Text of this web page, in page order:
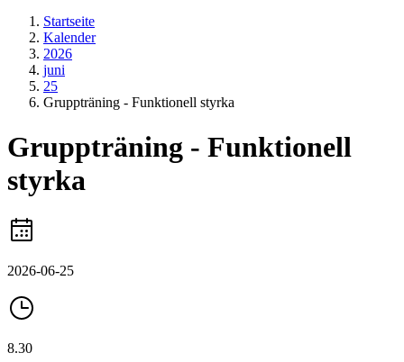
Startseite
Kalender
2026
juni
25
Gruppträning - Funktionell styrka
Gruppträning - Funktionell
styrka
2026-06-25
8.30